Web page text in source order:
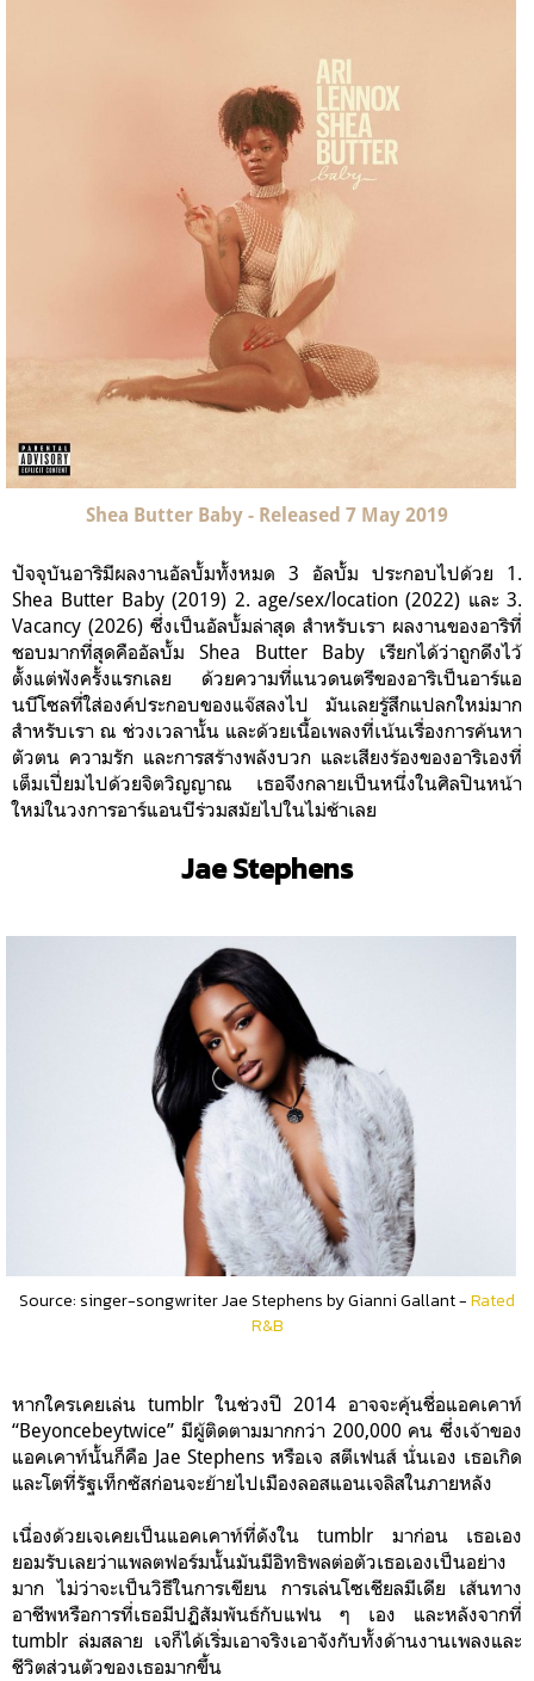
Shea Butter Baby - Released 7 May 2019
ปัจจุบันอาริมีผลงานอัลบั้มทั้งหมด 3 อัลบั้ม ประกอบไปด้วย 1.
Shea Butter Baby (2019) 2. age/sex/location (2022) และ 3.
Vacancy (2026) ซึ่งเป็นอัลบั้มล่าสุด สำหรับเรา ผลงานของอาริที่
ชอบมากที่สุดคืออัลบั้ม Shea Butter Baby เรียกได้ว่าถูกดึงไว้
ตั้งแต่ฟังครั้งแรกเลย ด้วยความที่แนวดนตรีของอาริเป็นอาร์แอ
นบีโซลที่ใส่องค์ประกอบของแจ๊สลงไป มันเลยรู้สึกแปลกใหม่มาก
สำหรับเรา ณ ช่วงเวลานั้น และด้วยเนื้อเพลงที่เน้นเรื่องการค้นหา
ตัวตน ความรัก และการสร้างพลังบวก และเสียงร้องของอาริเองที่
เต็มเปี่ยมไปด้วยจิตวิญญาณ เธอจึงกลายเป็นหนึ่งในศิลปินหน้า
ใหม่ในวงการอาร์แอนบีร่วมสมัยไปในไม่ช้าเลย
Jae Stephens
Source: singer-songwriter Jae Stephens by Gianni Gallant -Rated
R&B
หากใครเคยเล่น tumblr ในช่วงปี 2014 อาจจะคุ้นชื่อแอคเคาท์
“Beyoncebeytwice” มีผู้ติดตามมากกว่า 200,000 คน ซึ่งเจ้าของ
แอคเคาท์นั้นก็คือ Jae Stephens หรือเจ สตีเฟนส์ นั่นเอง เธอเกิด
และโตที่รัฐเท็กซัสก่อนจะย้ายไปเมืองลอสแอนเจลิสในภายหลัง
เนื่องด้วยเจเคยเป็นแอคเคาท์ที่ดังใน tumblr มาก่อน เธอเอง
ยอมรับเลยว่าแพลตฟอร์มนั้นมันมีอิทธิพลต่อตัวเธอเองเป็นอย่าง
มาก ไม่ว่าจะเป็นวิธีในการเขียน การเล่นโซเชียลมีเดีย เส้นทาง
อาชีพหรือการที่เธอมีปฏิสัมพันธ์กับแฟน ๆ เอง และหลังจากที่
tumblr ล่มสลาย เจก็ได้เริ่มเอาจริงเอาจังกับทั้งด้านงานเพลงและ
ชีวิตส่วนตัวของเธอมากขึ้น